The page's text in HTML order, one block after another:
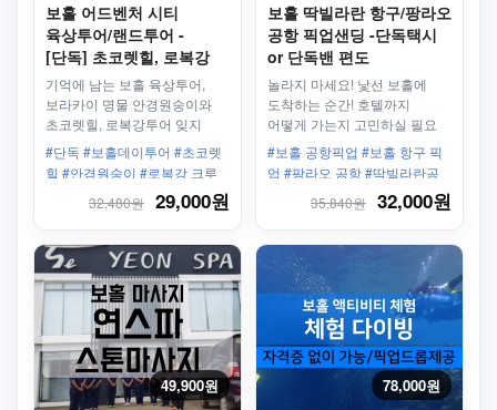
보홀 어드벤처 시티
육상투어/랜드투어 -
[단독] 초코렛힐, 로복강
플로팅 레스토랑/마사지
(선택가능) 데이투어
기억에 남는 보홀 육상투어,
보라카이 명물 안경원숭이와
초코렛힐, 로복강투어 잊지
못할 투어가 되실 껍니다.
#단독 #보홀데이투어 #초코렛
힐 #안경원숭이 #로복강 크루
즈 #나비농장 #행잉 브릿지 #보
홀시티투어 #보홀랜드투어
32,480원 29,000원
보홀 딱빌라란 항구/팡라오
공항 픽업샌딩 -단독택시
or 단독밴 편도
놀라지 마세요! 낯선 보홀에
도착하는 순간! 호텔까지
어떻게 가는지 고민하실 필요
없습니다. 미스터세부의 단독
픽업서비스를 이용하세요!
#보홀 공항픽업 #보홀 항구 픽
업 #팡라오 공항 #딱빌라란공
항 #딱빌라란 픽업 #단독밴 #단
35,840원 32,000원
49,900원 78,000원